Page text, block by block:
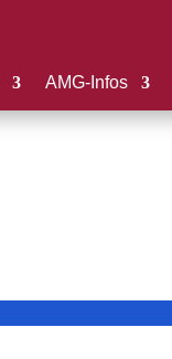
AMG-Infos